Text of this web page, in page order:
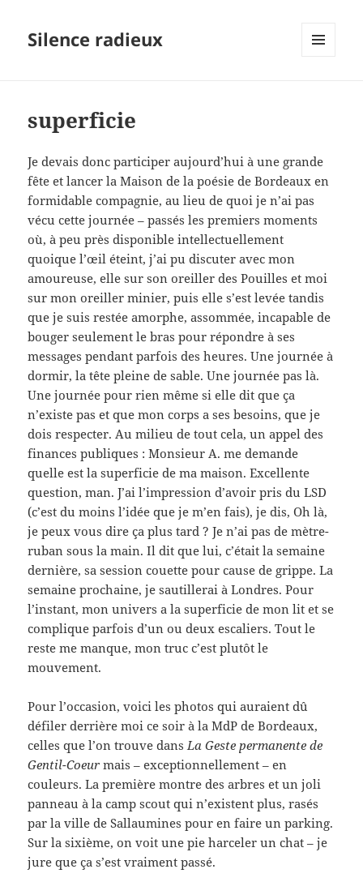
Silence radieux
superficie
Je devais donc participer aujourd’hui à une grande
fête et lancer la Maison de la poésie de Bordeaux en
formidable compagnie, au lieu de quoi je n’ai pas
vécu cette journée – passés les premiers moments
où, à peu près disponible intellectuellement
quoique l’œil éteint, j’ai pu discuter avec mon
amoureuse, elle sur son oreiller des Pouilles et moi
sur mon oreiller minier, puis elle s’est levée tandis
que je suis restée amorphe, assommée, incapable de
bouger seulement le bras pour répondre à ses
messages pendant parfois des heures. Une journée à
dormir, la tête pleine de sable. Une journée pas là.
Une journée pour rien même si elle dit que ça
n’existe pas et que mon corps a ses besoins, que je
dois respecter. Au milieu de tout cela, un appel des
finances publiques : Monsieur A. me demande
quelle est la superficie de ma maison. Excellente
question, man. J’ai l’impression d’avoir pris du LSD
(c’est du moins l’idée que je m’en fais), je dis, Oh là,
je peux vous dire ça plus tard ? Je n’ai pas de mètre-
ruban sous la main. Il dit que lui, c’était la semaine
dernière, sa session couette pour cause de grippe. La
semaine prochaine, je sautillerai à Londres. Pour
l’instant, mon univers a la superficie de mon lit et se
complique parfois d’un ou deux escaliers. Tout le
reste me manque, mon truc c’est plutôt le
mouvement.
Pour l’occasion, voici les photos qui auraient dû
défiler derrière moi ce soir à la MdP de Bordeaux,
celles que l’on trouve dansLa Geste permanente de
Gentil-Coeur mais – exceptionnellement – en
couleurs. La première montre des arbres et un joli
panneau à la camp scout qui n’existent plus, rasés
par la ville de Sallaumines pour en faire un parking.
Sur la sixième, on voit une pie harceler un chat – je
jure que ça s’est vraiment passé.